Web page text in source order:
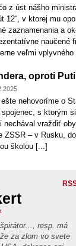
z úst nášho
12“, v ktorej mu
zaznamenania a
naučené
veľmi vplyvného
oproti
nehovoríme o
spojenec, s ktorým
nechával vraždiť
ZSSR – v Rusku,
školou [...]
resp. má
za zlom vo svete